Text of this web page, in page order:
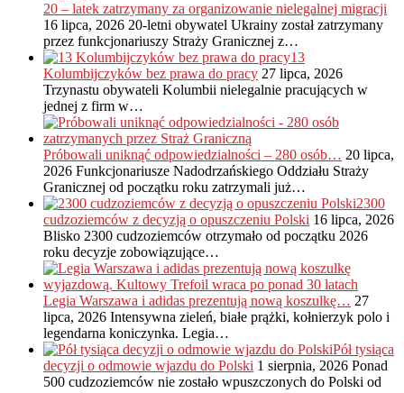
20 – latek zatrzymany za organizowanie nielegalnej migracji
16 lipca, 2026 20-letni obywatel Ukrainy został zatrzymany
przez funkcjonariuszy Straży Granicznej z…
13
Kolumbijczyków bez prawa do pracy 27 lipca, 2026
Trzynastu obywateli Kolumbii nielegalnie pracujących w
jednej z firm w…
Próbowali uniknąć odpowiedzialności – 280 osób… 20 lipca,
2026 Funkcjonariusze Nadodrzańskiego Oddziału Straży
Granicznej od początku roku zatrzymali już…
2300
cudzoziemców z decyzją o opuszczeniu Polski 16 lipca, 2026
Blisko 2300 cudzoziemców otrzymało od początku 2026
roku decyzje zobowiązujące…
Legia Warszawa i adidas prezentują nową koszulkę… 27
lipca, 2026 Intensywna zieleń, białe prążki, kołnierzyk polo i
legendarna koniczynka. Legia…
Pół tysiąca
decyzji o odmowie wjazdu do Polski 1 sierpnia, 2026 Ponad
500 cudzoziemców nie zostało wpuszczonych do Polski od